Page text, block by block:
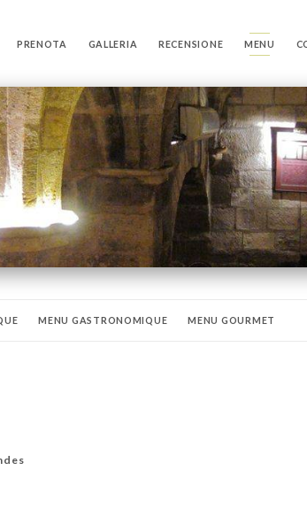
PRENOTA GALLERIA RECENSIONE MENU
MENU GASTRONOMIQUE MENU GOURMET